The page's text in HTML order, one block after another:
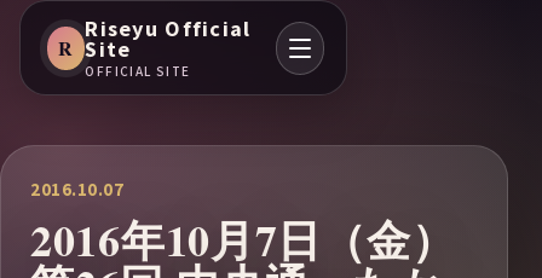
R
Riseyu Official
Site
OFFICIAL SITE
2016.10.07
2016年10月7日（金）